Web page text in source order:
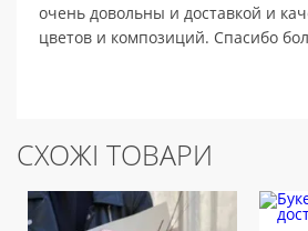
очень довольны и доставкой и
цветов и композиций. Спасибо
СХОЖІ ТОВАРИ